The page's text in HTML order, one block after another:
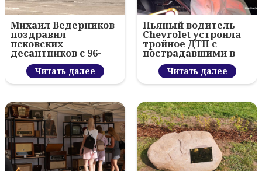
Михаил Ведерников
поздравил
псковских
десантников с 96-
летием ВДВ и
вручил награды
Читать далее
Пьяный водитель
Chevrolet устроила
тройное ДТП с
пострадавшими в
Пскове
Читать далее